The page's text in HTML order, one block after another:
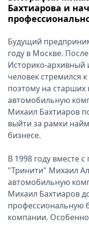
Бахтиарова и
Будущий
году в Москве.
Историко-архивный
человек стремился
поэтому на старших
автомобильную
Михаил Бахтиаров
выйти за рамки
бизнесе.
В 1998 году вместе
"Тринити" Михаил
автомобильную
Михаил Бахтиаров
профессиональную
компании.